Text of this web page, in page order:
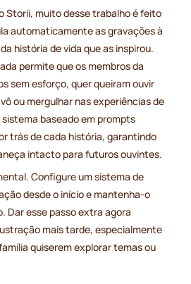
Storii, muito desse trabalho é feito
automaticamente as gravações à
história de vida que as inspirou.
permite que os membros da
sem esforço, quer queiram ouvir
ou mergulhar nas experiências de
baseado em prompts
trás de cada história, garantindo
intacto para futuros ouvintes.
Configure um sistema de
desde o início e mantenha-o
Dar esse passo extra agora
mais tarde, especialmente
quiserem explorar temas ou